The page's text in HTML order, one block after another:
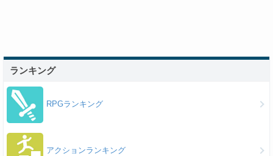
ランキング
RPGランキング
アクションランキング